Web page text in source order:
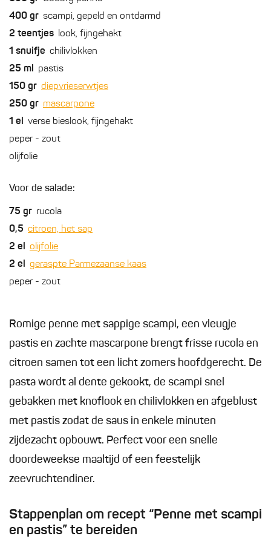
400 gr scampi, gepeld en ontdarmd
2 teentjes look, fijngehakt
1 snuifje chilivlokken
25 ml pastis
150 gr diepvrieserwtjes
250 gr mascarpone
1 el verse bieslook, fijngehakt
peper - zout
olijfolie
Voor de salade:
75 gr rucola
0,5 citroen, het sap
2 el olijfolie
2 el geraspte Parmezaanse kaas
peper - zout
Romige penne met sappige scampi, een vleugje
pastis en zachte mascarpone brengt frisse rucola en
citroen samen tot een licht zomers hoofdgerecht. De
pasta wordt al dente gekookt, de scampi snel
gebakken met knoflook en chilivlokken en afgeblust
met pastis zodat de saus in enkele minuten
zijdezacht opbouwt. Perfect voor een snelle
doordeweekse maaltijd of een feestelijk
zeevruchtendiner.
Stappenplan om recept “Penne met scampi
en pastis” te bereiden